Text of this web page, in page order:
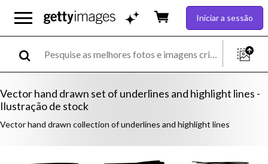
Iniciar a sessão
Vector hand drawn set of underlines and highlight lines -
Ilustração de stock
Vector hand drawn collection of underlines and highlight lines